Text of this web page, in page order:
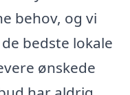
behov, og vi
bedste lokale
ønskede